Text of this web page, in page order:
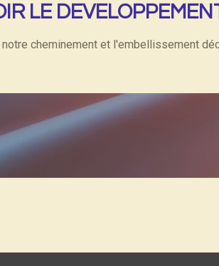
LE
cheminement et l'embellissement